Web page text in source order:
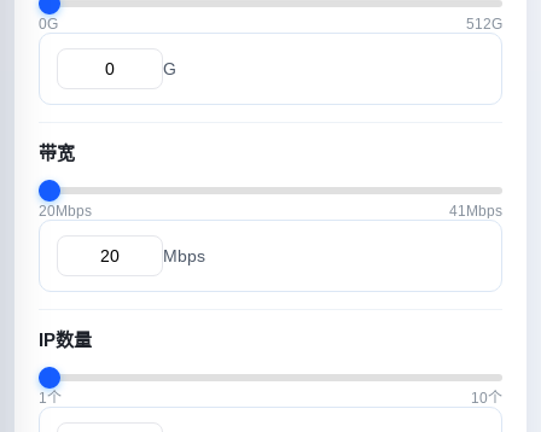
0G 512G
G
带宽
20Mbps 41Mbps
Mbps
IP数量
1个 10个